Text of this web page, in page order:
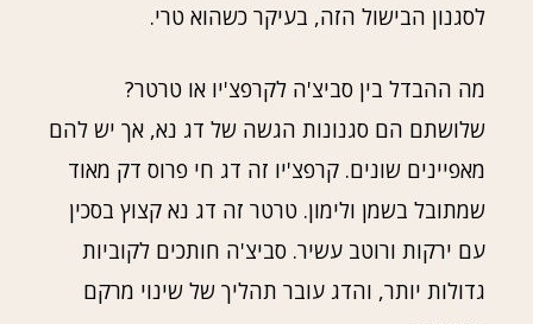
לסגנון הבישול הזה, בעיקר כשהוא טרי.
מה ההבדל בין סביצ'ה לקרפצ'יו או טרטר?
שלושתם הם סגנונות הגשה של דג נא, אך יש להם
מאפיינים שונים. קרפצ'יו זה דג חי פרוס דק מאוד
שמתובל בשמן ולימון. טרטר זה דג נא קצוץ בסכין
עם ירקות ורוטב עשיר. סביצ'ה חותכים לקוביות
גדולות יותר, והדג עובר תהליך של שינוי מרקם